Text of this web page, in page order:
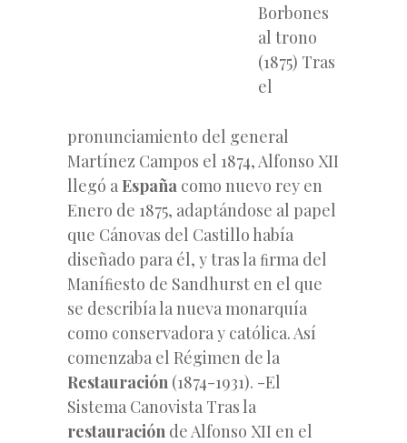
Borbones
al trono
(1875) Tras
el
pronunciamiento del general
Martínez Campos el 1874, Alfonso XII
llegó aEspaña como nuevo rey en
Enero de 1875, adaptándose al papel
que Cánovas del Castillo había
diseñado para él, y tras la ﬁrma del
Maníﬁesto de Sandhurst en el que
se describía la nueva monarquía
como conservadora y católica. Así
comenzaba el Régimen de la
Restauración (1874-1931). -El
Sistema Canovista Tras la
restauración de Alfonso XII en el